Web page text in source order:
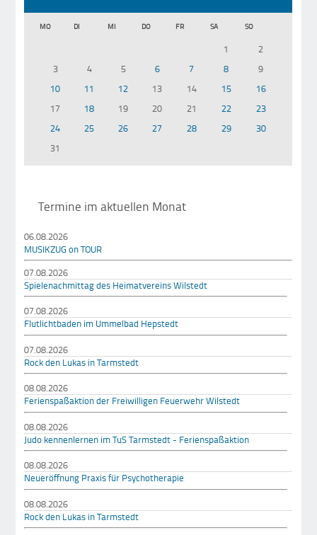
MO DI MI DO FR SA SO
1
2
3
4 5 6 7 8
9
10
11 12 13 14 15
16
17
18 19 20 21 22
23
24
25 26 27 28 29
30
31
Termine im aktuellen Monat
06.08.2026
MUSIKZUG on TOUR
07.08.2026
Spielenachmittag des Heimatvereins Wilstedt
07.08.2026
Flutlichtbaden im Ummelbad Hepstedt
07.08.2026
Rock den Lukas in Tarmstedt
08.08.2026
Ferienspaßaktion der Freiwilligen Feuerwehr Wilstedt
08.08.2026
Judo kennenlernen im TuS Tarmstedt - Ferienspaßaktion
08.08.2026
Neueröffnung Praxis für Psychotherapie
08.08.2026
Rock den Lukas in Tarmstedt